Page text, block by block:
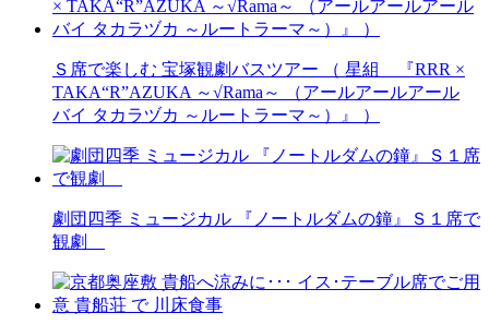
Ｓ席で楽しむ 宝塚観劇バスツアー （ 星組 『RRR ×
TAKA“R”AZUKA ～√Rama～ （アールアールアール
バイ タカラヅカ ～ルートラーマ～）』 ）
劇団四季 ミュージカル 『ノートルダムの鐘』Ｓ１席で
観劇